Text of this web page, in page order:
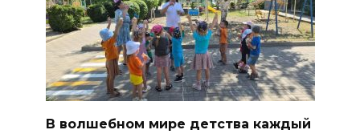
В волшебном мире детства каждый